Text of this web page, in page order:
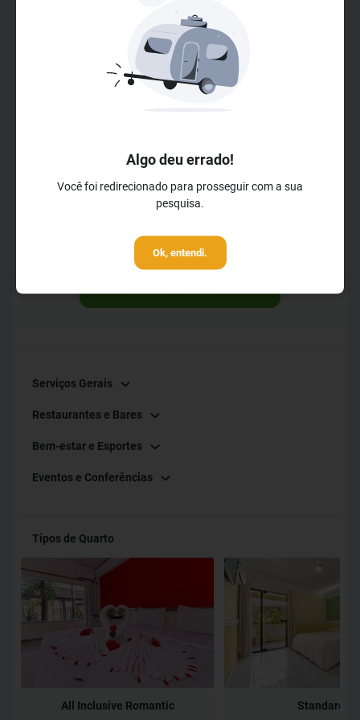
Algo deu errado!
Você foi redirecionado para prosseguir com a sua
pesquisa.
Ok, entendi.
LER MAIS
Horários de Check-in
Check-in a partir das 14h00m
Aberto das 0h00m
Horários do Café da Manhã
RESERVAR AGORA
Serviços Gerais
Restaurantes e Bares
Bem-estar e Esportes
Eventos e Conferências
Tipos de Quarto
All Inclusive Romantic Standard